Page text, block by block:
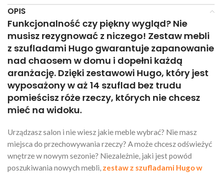
OPIS
Funkcjonalność czy piękny wygląd? Nie
musisz rezygnować z niczego! Zestaw mebli
z szufladami Hugo gwarantuje zapanowanie
nad chaosem w domu i dopełni każdą
aranżację. Dzięki zestawowi Hugo, który jest
wyposażony w aż 14 szuflad bez trudu
pomieścisz róże rzeczy, których nie chcesz
mieć na widoku.
Urządzasz salon i nie wiesz jakie meble wybrać? Nie masz
miejsca do przechowywania rzeczy? A może chcesz odświeżyć
wnętrze w nowym sezonie? Niezależnie, jaki jest powód
poszukiwania nowych mebli, zestaw z szufladami Hugo w